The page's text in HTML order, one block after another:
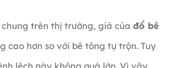
trên thị trường, giá của đổ bê
cao hơn so với bê tông tự trộn. Tuy
lệch này không quá lớn. Vì vậy,